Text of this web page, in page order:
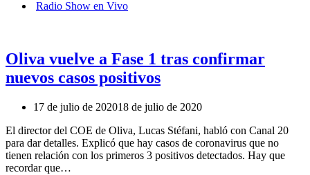
Radio Show en Vivo
Oliva vuelve a Fase 1 tras confirmar
nuevos casos positivos
17 de julio de 202018 de julio de 2020
El director del COE de Oliva, Lucas Stéfani, habló con Canal 20
para dar detalles. Explicó que hay casos de coronavirus que no
tienen relación con los primeros 3 positivos detectados. Hay que
recordar que…